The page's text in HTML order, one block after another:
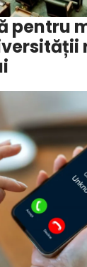
pentru